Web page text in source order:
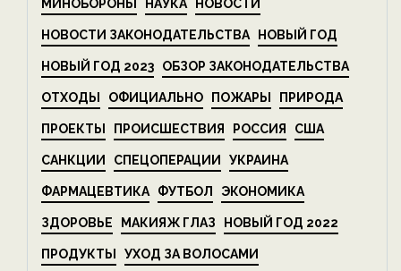
МИНОБОРОНЫ НАУКА НОВОСТИ
НОВОСТИ ЗАКОНОДАТЕЛЬСТВА НОВЫЙ ГОД
НОВЫЙ ГОД 2023 ОБЗОР ЗАКОНОДАТЕЛЬСТВА
ОТХОДЫ ОФИЦИАЛЬНО ПОЖАРЫ ПРИРОДА
ПРОЕКТЫ ПРОИСШЕСТВИЯ РОССИЯ США
САНКЦИИ СПЕЦОПЕРАЦИИ УКРАИНА
ФАРМАЦЕВТИКА ФУТБОЛ ЭКОНОМИКА
ЗДОРОВЬЕ МАКИЯЖ ГЛАЗ НОВЫЙ ГОД 2022
ПРОДУКТЫ УХОД ЗА ВОЛОСАМИ